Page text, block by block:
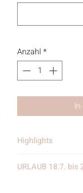
Anzahl *
In
Highlights
• Verschickt von
URLAUB 18.7. bis